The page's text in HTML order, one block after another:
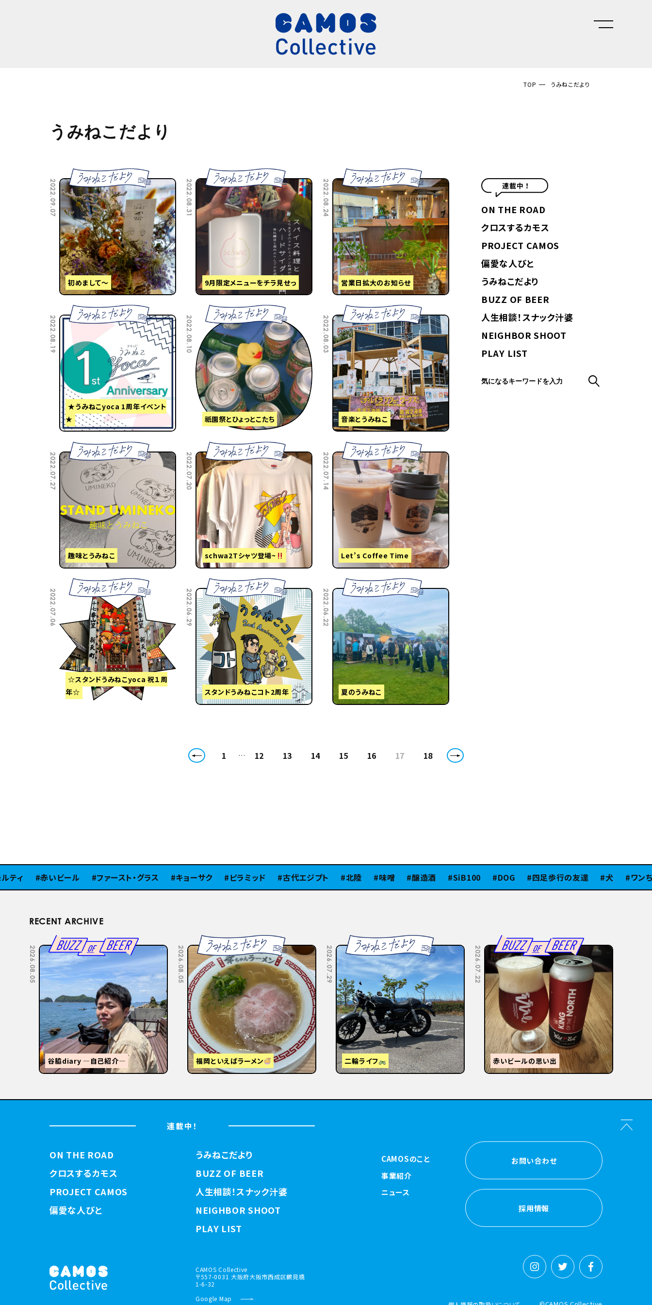
TOP うみねこだより
うみねこだより
2022.09.07
初めまして～
2022.08.31
9月限定メニューをチラ見せっ
2022.08.24
営業日拡大のお知らせ
2022.08.19
★うみねこyoca 1周年イベント
★
2022.08.10
祇園祭とひょっとこたち
2022.08.03
音楽とうみねこ
2022.07.27
趣味とうみねこ
2022.07.20
schwa2Tシャツ登場~
2022.07.14
Let’s Coffee Time
2022.07.06
☆スタンドうみねこyoca 祝１周
年☆
2022.06.29
スタンドうみねこコト2周年
2022.06.22
夏のうみねこ
ON THE ROAD
クロスするカモス
PROJECT CAMOS
偏愛な人びと
うみねこだより
BUZZ OF BEER
人生相談！スナック汁婆
NEIGHBOR SHOOT
PLAY LIST
1 … 12 13 14 15 16 17 18
赤いビール ファースト・グラス キョーサク ピラミッド 古代エジプト 北陸 味噌 醸造酒 SiB100 DOG 四足歩行の友達 犬 ワンちゃん
RECENT ARCHIVE
2026.07.22
STANDUMINEKOClosingPartyと
3tR
2026.07.15
【関西視察】東京から大阪・京都へ
2026.07.10
はじめまして
2026.07.08
森的ビール人生②
連載中！
ON THE ROAD
クロスするカモス
PROJECT CAMOS
偏愛な人びと
うみねこだより
BUZZ OF BEER
人生相談！スナック汁婆
NEIGHBOR SHOOT
PLAY LIST
CAMOSのこと
事業紹介
ニュース
お問い合わせ
採用情報
CAMOS Collective
〒557-0031 大阪府大阪市西成区鶴見橋
1-6-32
Google Map